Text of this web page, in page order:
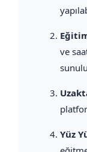
ve
Yüz